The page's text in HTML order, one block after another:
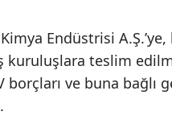
Endüstrisi
teslim
ve buna bağlı